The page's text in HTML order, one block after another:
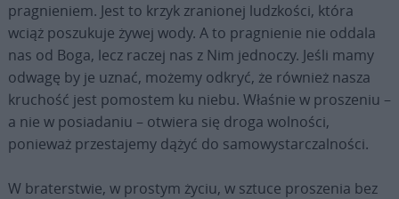
pragnieniem. Jest to krzyk zranionej ludzkości, która
wciąż poszukuje żywej wody. A to pragnienie nie oddala
nas od Boga, lecz raczej nas z Nim jednoczy. Jeśli mamy
odwagę by je uznać, możemy odkryć, że również nasza
kruchość jest pomostem ku niebu. Właśnie w proszeniu –
a nie w posiadaniu – otwiera się droga wolności,
ponieważ przestajemy dążyć do samowystarczalności.
W braterstwie, w prostym życiu, w sztuce proszenia bez